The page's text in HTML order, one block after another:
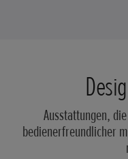
Ausstattungen,
bedienerfreundlicher